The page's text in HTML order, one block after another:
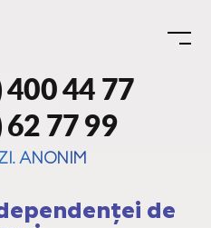
400 44 77
62 77 99
ANONIM
de